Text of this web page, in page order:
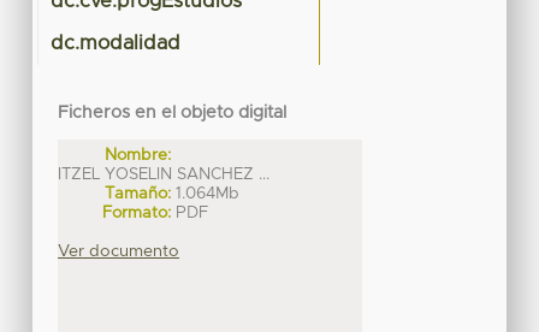
dc.modalidad
Ficheros en el objeto digital
Nombre:
ITZEL YOSELIN SANCHEZ ...
Tamaño: 1.064Mb
Formato: PDF
Ver documento